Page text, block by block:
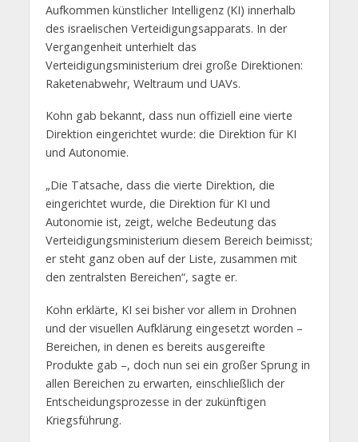
Aufkommen künstlicher Intelligenz (KI) innerhalb
des israelischen Verteidigungsapparats. In der
Vergangenheit unterhielt das
Verteidigungsministerium drei große Direktionen:
Raketenabwehr, Weltraum und UAVs.
Kohn gab bekannt, dass nun offiziell eine vierte
Direktion eingerichtet wurde: die Direktion für KI
und Autonomie.
„Die Tatsache, dass die vierte Direktion, die
eingerichtet wurde, die Direktion für KI und
Autonomie ist, zeigt, welche Bedeutung das
Verteidigungsministerium diesem Bereich beimisst;
er steht ganz oben auf der Liste, zusammen mit
den zentralsten Bereichen“, sagte er.
Kohn erklärte, KI sei bisher vor allem in Drohnen
und der visuellen Aufklärung eingesetzt worden –
Bereichen, in denen es bereits ausgereifte
Produkte gab –, doch nun sei ein großer Sprung in
allen Bereichen zu erwarten, einschließlich der
Entscheidungsprozesse in der zukünftigen
Kriegsführung.